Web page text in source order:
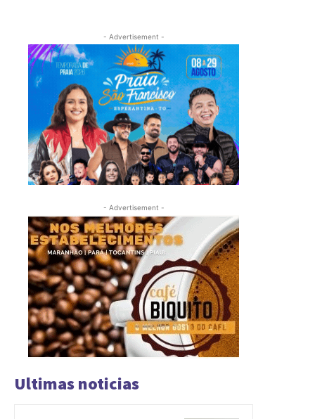
- Advertisement -
- Advertisement -
Ultimas noticias